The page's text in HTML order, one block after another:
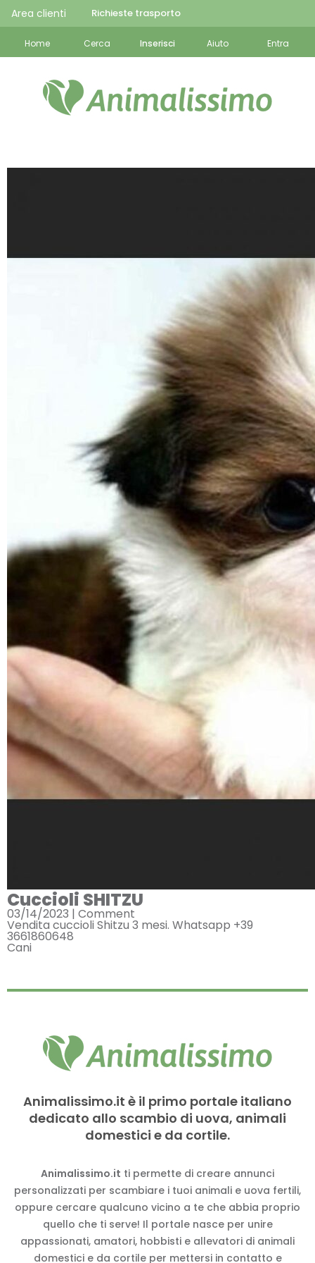
Area clienti Richieste trasporto
Home Cerca Inserisci Aiuto Entra
Cuccioli SHITZU
03/14/2023 | Comment
Vendita cuccioli Shitzu 3 mesi. Whatsapp +39
3661860648
Cani
Animalissimo.it è il primo portale italiano
dedicato allo scambio di uova, animali
domestici e da cortile.
Animalissimo.it ti permette di creare annunci
personalizzati per scambiare i tuoi animali e uova fertili,
oppure cercare qualcuno vicino a te che abbia proprio
quello che ti serve! Il portale nasce per unire
appassionati, amatori, hobbisti e allevatori di animali
domestici e da cortile per mettersi in contatto e